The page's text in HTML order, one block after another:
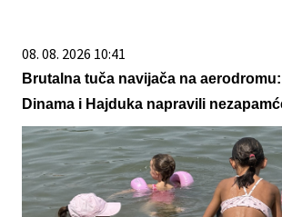
08. 08. 2026 10:41
Brutalna tuča navijača na
Dinama i Hajduka napravili